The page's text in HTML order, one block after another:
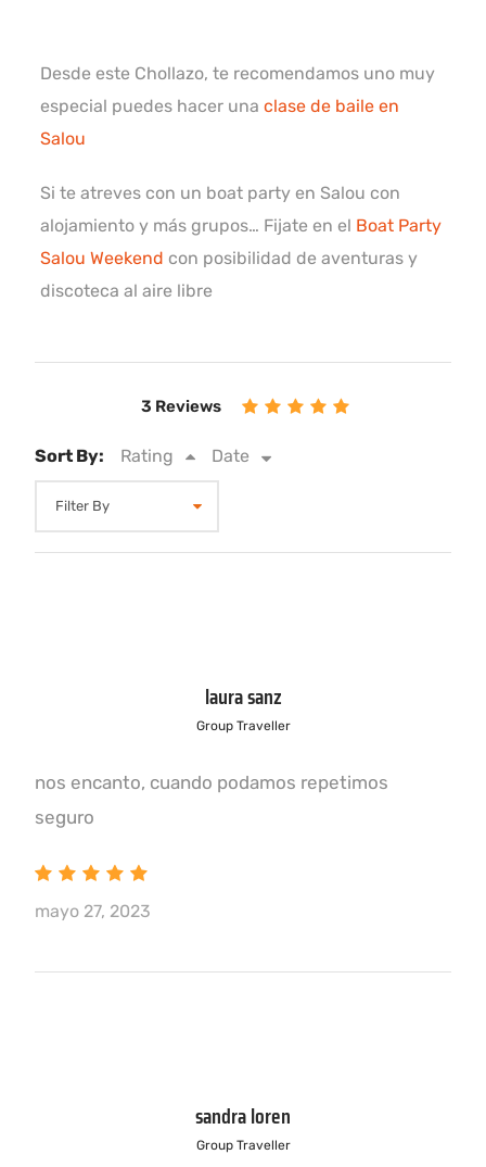
Desde este Chollazo, te recomendamos uno muy
especial puedes hacer una clase de baile en
Salou
Si te atreves con un boat party en Salou con
alojamiento y más grupos… Fijate en el Boat Party
Salou Weekend con posibilidad de aventuras y
discoteca al aire libre
3 Reviews
Sort By: Rating Date
laura sanz
Group Traveller
nos encanto, cuando podamos repetimos
seguro
mayo 27, 2023
sandra loren
Group Traveller